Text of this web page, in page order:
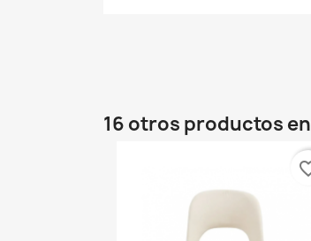
16 otros productos